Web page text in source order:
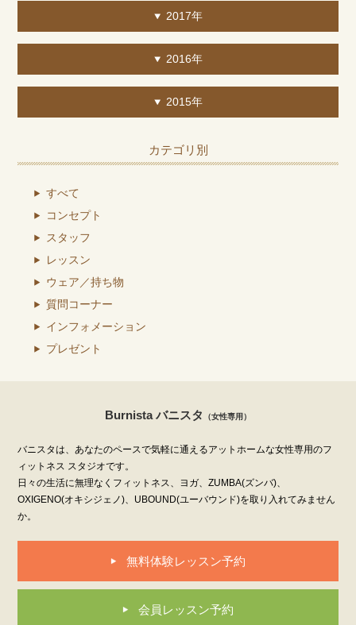
2017年
2016年
2015年
カテゴリ別
すべて
コンセプト
スタッフ
レッスン
ウェア／持ち物
質問コーナー
インフォメーション
プレゼント
Burnista バニスタ （女性専用）
バニスタは、あなたのペースで気軽に通えるアットホームな女性専用のフ
ィットネス スタジオです。
日々の生活に無理なくフィットネス、ヨガ、ZUMBA(ズンバ)、
OXIGENO(オキシジェノ)、UBOUND(ユーバウンド)を取り入れてみません
か。
無料体験レッスン予約
会員レッスン予約